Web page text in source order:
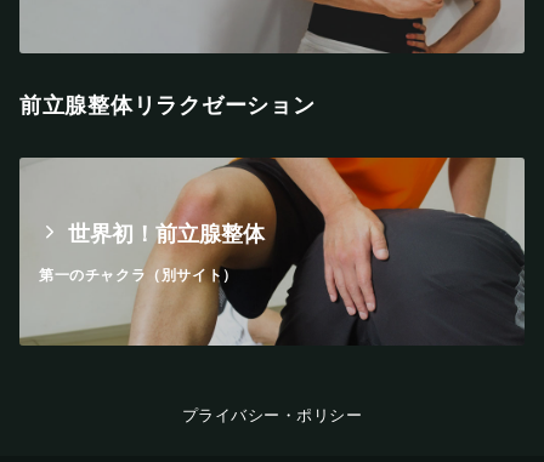
前立腺整体リラクゼーション
世界初！前立腺整体
第一のチャクラ（別サイト）
プライバシー・ポリシー